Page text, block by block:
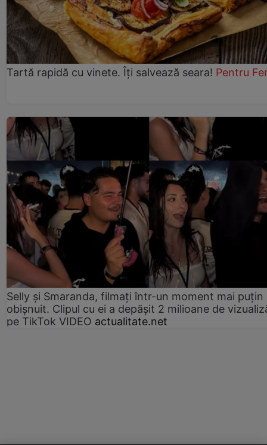
Tartă rapidă cu vinete. Îți salvează seara! Pentru
Selly și Smaranda, filmați într-un moment mai puțin
obișnuit. Clipul cu ei a depășit 2 milioane de
pe TikTok VIDEO actualitate.net